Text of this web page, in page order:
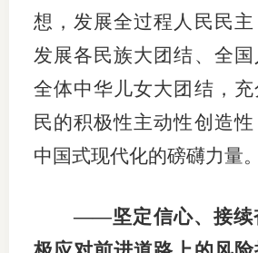
想，发展全过程人民民
发展各民族大团结、全国
全体中华儿女大团结，
民的积极性主动性创造
中国式现代化的磅礴力量。
——坚定信心、接续